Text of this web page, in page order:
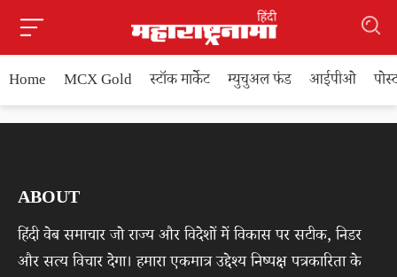
Home MCX Gold स्टॉक मार्केट म्युचुअल फंड आईपीओ
ABOUT
हिंदी वेब समाचार जो राज्य और विदेशों में विकास पर सटीक, निडर
और सत्य विचार देगा। हमारा एकमात्र उद्देश्य निष्पक्ष पत्रकारिता के